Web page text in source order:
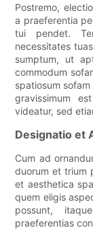
Postremo,
a praeferentia
tui pendet.
necessitates
sumptum, ut
commodum
spatiosum
gravissimum
videatur, sed
Designatio et
Cum ad
duorum et trium
et aesthetica
quem eligis
possunt,
praeferentias